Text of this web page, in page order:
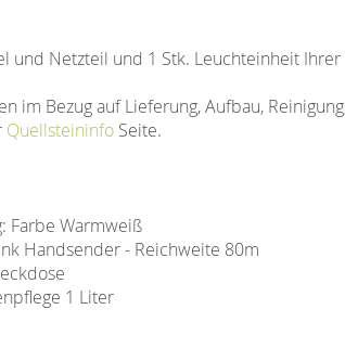
und Netzteil und 1 Stk. Leuchteinheit Ihrer
im Bezug auf Lieferung, Aufbau,
Quellsteininfo Seite.
Farbe Warmweiß
Handsender - Reichweite 80m
1 Liter